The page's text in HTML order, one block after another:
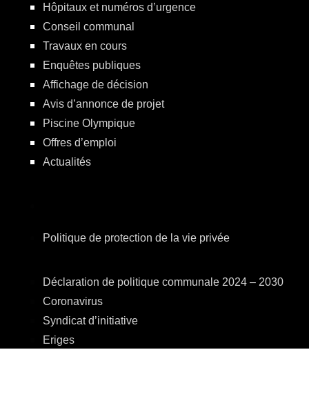
Hôpitaux et numéros d’urgence
Conseil communal
Travaux en cours
Enquêtes publiques
Affichage de décision
Avis d’annonce de projet
Piscine Olympique
Offres d’emploi
Actualités
Politique de protection de la vie privée
Déclaration de politique communale 2024 – 2030
Coronavirus
Syndicat d’initiative
Eriges